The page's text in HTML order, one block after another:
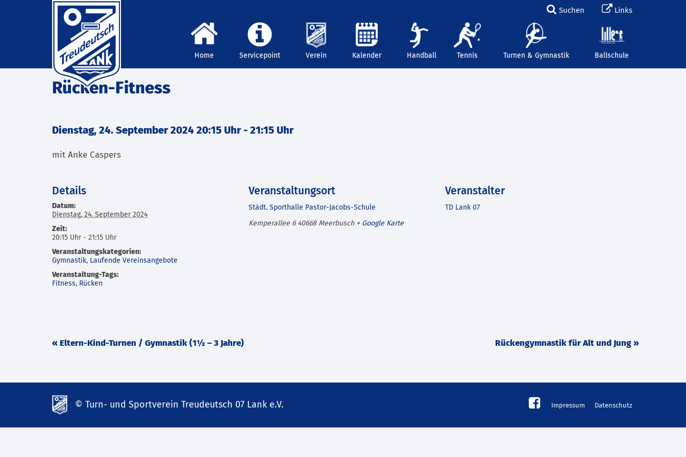
Suchen Links
Home Servicepoint Verein Kalender Handball Tennis Turnen & Gymnastik Ballschule
Rücken-Fitness
Dienstag, 24. September 2024 20:15 Uhr- 21:15 Uhr
mit Anke Caspers
Details
Datum:
Dienstag, 24. September 2024
Zeit:
20:15 Uhr - 21:15 Uhr
Veranstaltungskategorien:
Gymnastik, Laufende Vereinsangebote
Veranstaltung-Tags:
Fitness, Rücken
Veranstaltungsort
Städt. Sporthalle Pastor-Jacobs-Schule
Kemperallee 6 40668 Meerbusch + Google Karte
Veranstalter
TD Lank 07
Veranstaltung
« Eltern-Kind-Turnen / Gymnastik (1½ – 3 Jahre) Rückengymnastik für Alt und Jung »
© Turn- und Sportverein Treudeutsch 07 Lank e.V. Impressum Datenschutz